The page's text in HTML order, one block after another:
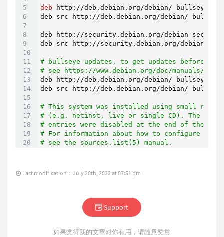
deb http://deb.debian.org/debian/ bullseye
deb-src http://deb.debian.org/debian/
deb http://security.debian.org/debian-
deb-src http://security.debian.org/debian-
# bullseye-updates, to get updates before a
# see https://www.debian.org/doc/manuals/
deb http://deb.debian.org/debian/ bullseye-
deb-src http://deb.debian.org/debian/
# This system was installed using small
# (e.g. netinst, live or single CD). The
# entries were disabled at the end of the
# For information about how to configure apt
# see the sources.list(5) manual.
Last modification：July 20th, 2022 at 07:51 pm
Support
如果觉得我的文章对你有用，请随意赞赏